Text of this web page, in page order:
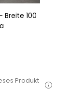
Breite 100
Produkt